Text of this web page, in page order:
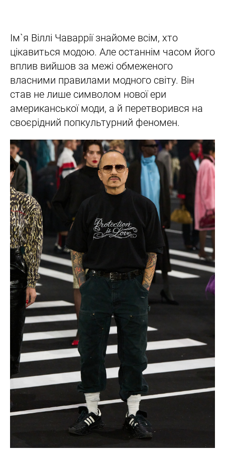
Ім`я Віллі Чаваррії знайоме всім, хто
цікавиться модою. Але останнім часом його
вплив вийшов за межі обмеженого
власними правилами модного світу. Він
став не лише символом нової ери
американської моди, а й перетворився на
своєрідний попкультурний феномен.